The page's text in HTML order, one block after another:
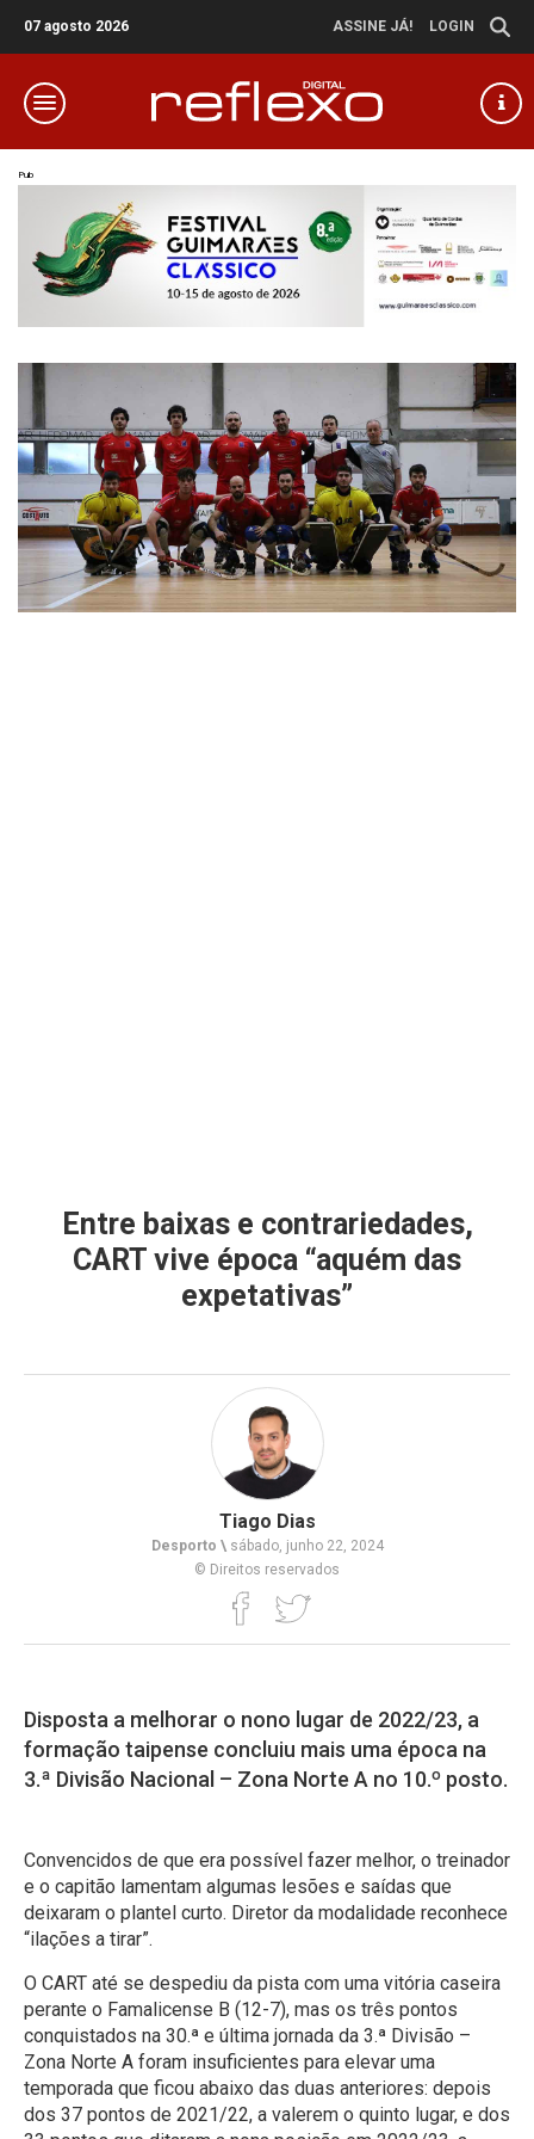
07 agosto 2026 ASSINE JÁ! LOGIN
Pub
Entre baixas e contrariedades,
CART vive época “aquém das
expetativas”
Tiago Dias
Desporto \sábado, junho 22, 2024
© Direitos reservados
Disposta a melhorar o nono lugar de 2022/23, a
formação taipense concluiu mais uma época na
3.ª Divisão Nacional – Zona Norte A no 10.º posto.
Convencidos de que era possível fazer melhor, o treinador
e o capitão lamentam algumas lesões e saídas que
deixaram o plantel curto. Diretor da modalidade reconhece
“ilações a tirar”.
O CART até se despediu da pista com uma vitória caseira
perante o Famalicense B (12-7), mas os três pontos
conquistados na 30.ª e última jornada da 3.ª Divisão –
Zona Norte A foram insuficientes para elevar uma
temporada que ficou abaixo das duas anteriores: depois
dos 37 pontos de 2021/22, a valerem o quinto lugar, e dos